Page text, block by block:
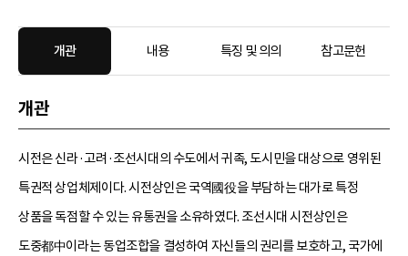
개관 내용 특징 및 의의 참고문헌
개관
시전은 신라·고려·조선시대의 수도에서 귀족, 도시민을 대상으로 영위된
특권적 상업체제이다. 시전상인은 국역國役을 부담하는 대가로 특정
상품을 독점할 수 있는 유통권을 소유하였다. 조선시대 시전상인은
도중都中이라는 동업조합을 결성하여 자신들의 권리를 보호하고, 국가에